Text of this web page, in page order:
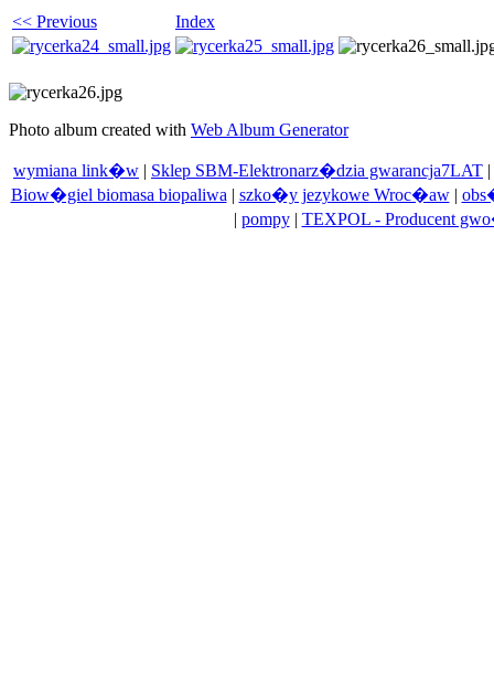
<< Previous Index
Photo album created with Web Album Generator
wymiana link�w | Sklep SBM-Elektronarz�dzia gwarancja7LAT |
Biow�giel biomasa biopaliwa| szko�y jezykowe Wroc�aw|
| pompy| TEXPOL - Producent